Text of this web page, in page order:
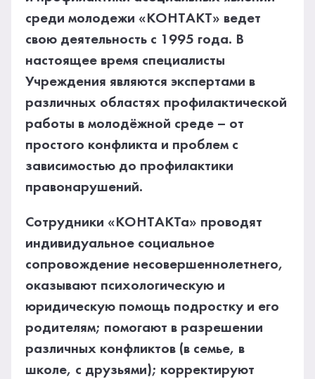
среди молодежи «КОНТАКТ» ведет
свою деятельность с 1995 года. В
настоящее время специалисты
Учреждения являются экспертами в
различных областях профилактической
работы в молодёжной среде – от
простого конфликта и проблем с
зависимостью до профилактики
правонарушений.
Сотрудники «КОНТАКТа» проводят
индивидуальное социальное
сопровождение несовершеннолетнего,
оказывают психологическую и
юридическую помощь подростку и его
родителям; помогают в разрешении
различных конфликтов (в семье, в
школе, с друзьями); корректируют